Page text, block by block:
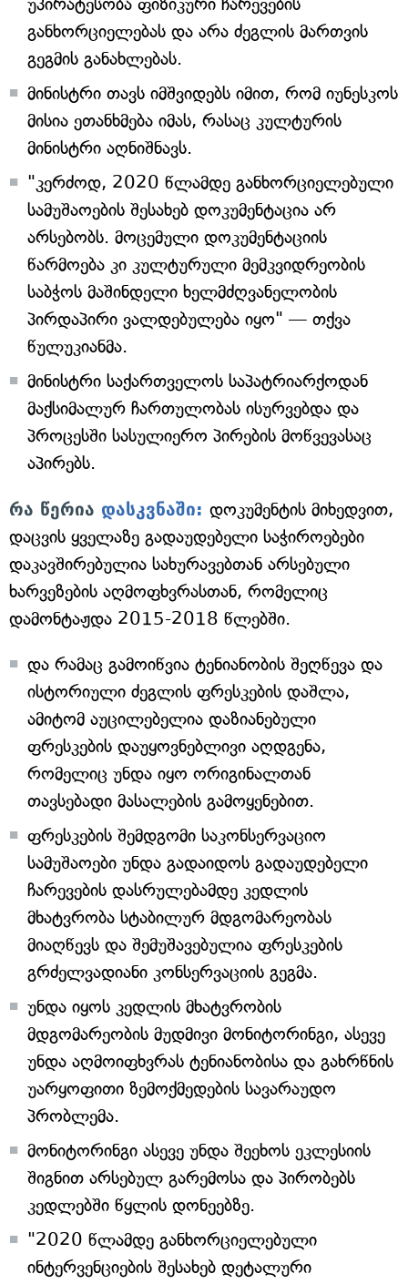
განხორციელებას და არა ძეგლის მართვის
გეგმის განახლებას.
მინისტრი თავს იმშვიდებს იმით, რომ იუნესკოს
მისია ეთანხმება იმას, რასაც კულტურის
მინისტრი აღნიშნავს.
"კერძოდ, 2020 წლამდე განხორციელებული
სამუშაოების შესახებ დოკუმენტაცია არ
არსებობს. მოცემული დოკუმენტაციის
წარმოება კი კულტურული მემკვიდრეობის
საბჭოს მაშინდელი ხელმძღვანელობის
პირდაპირი ვალდებულება იყო" — თქვა
წულუკიანმა.
მინისტრი საქართველოს საპატრიარქოდან
მაქსიმალურ ჩართულობას ისურვებდა და
პროცესში სასულიერო პირების მოწვევასაც
აპირებს.
რა წერია დასკვნაში: დოკუმენტის მიხედვით,
დაცვის ყველაზე გადაუდებელი საჭიროებები
დაკავშირებულია სახურავებთან არსებული
ხარვეზების აღმოფხვრასთან, რომელიც
დამონტაჟდა 2015-2018 წლებში.
და რამაც გამოიწვია ტენიანობის შეღწევა და
ისტორიული ძეგლის ფრესკების დაშლა,
ამიტომ აუცილებელია დაზიანებული
ფრესკების დაუყოვნებლივი აღდგენა,
რომელიც უნდა იყო ორიგინალთან
თავსებადი მასალების გამოყენებით.
ფრესკების შემდგომი საკონსერვაციო
სამუშაოები უნდა გადაიდოს გადაუდებელი
ჩარევების დასრულებამდე კედლის
მხატვრობა სტაბილურ მდგომარეობას
მიაღწევს და შემუშავებულია ფრესკების
გრძელვადიანი კონსერვაციის გეგმა.
უნდა იყოს კედლის მხატვრობის
მდგომარეობის მუდმივი მონიტორინგი, ასევე
უნდა აღმოიფხვრას ტენიანობისა და გახრწნის
უარყოფითი ზემოქმედების სავარაუდო
პრობლემა.
მონიტორინგი ასევე უნდა შეეხოს ეკლესიის
შიგნით არსებულ გარემოსა და პირობებს
კედლებში წყლის დონეებზე.
"2020 წლამდე განხორციელებული
ინტერვენციების შესახებ დეტალური